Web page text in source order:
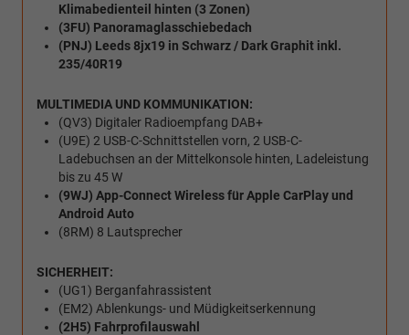
Klimabedienteil hinten (3 Zonen)
(3FU) Panoramaglasschiebedach
(PNJ) Leeds 8jx19 in Schwarz / Dark Graphit inkl.
235/40R19
MULTIMEDIA UND KOMMUNIKATION:
(QV3) Digitaler Radioempfang DAB+
(U9E) 2 USB-C-Schnittstellen vorn, 2 USB-C-
Ladebuchsen an der Mittelkonsole hinten, Ladeleistung
bis zu 45 W
(9WJ) App-Connect Wireless für Apple CarPlay und
Android Auto
(8RM) 8 Lautsprecher
SICHERHEIT:
(UG1) Berganfahrassistent
(EM2) Ablenkungs- und Müdigkeitserkennung
(2H5) Fahrprofilauswahl